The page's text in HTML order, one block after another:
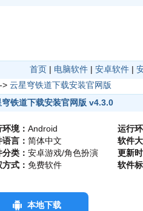
首页 | 电脑软件 | 安卓软件 |
-> 云星穹铁道下载安装官网版
穹铁道下载安装官网版 v4.3.0
境： Android
言： 简体中文
类： 安卓游戏/角色扮演
式： 免费软件
运行环
软件大
更新时
软件标
本地下载